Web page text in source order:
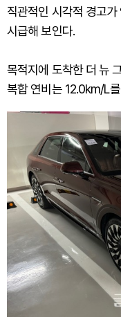
직관적인 시각적 경고
시급해 보인다.
목적지에 도착한 더 뉴
복합 연비는 12.0km/L